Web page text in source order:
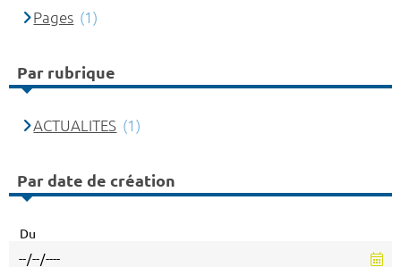
Pages (1)
Par rubrique
ACTUALITES (1)
Par date de création
Du